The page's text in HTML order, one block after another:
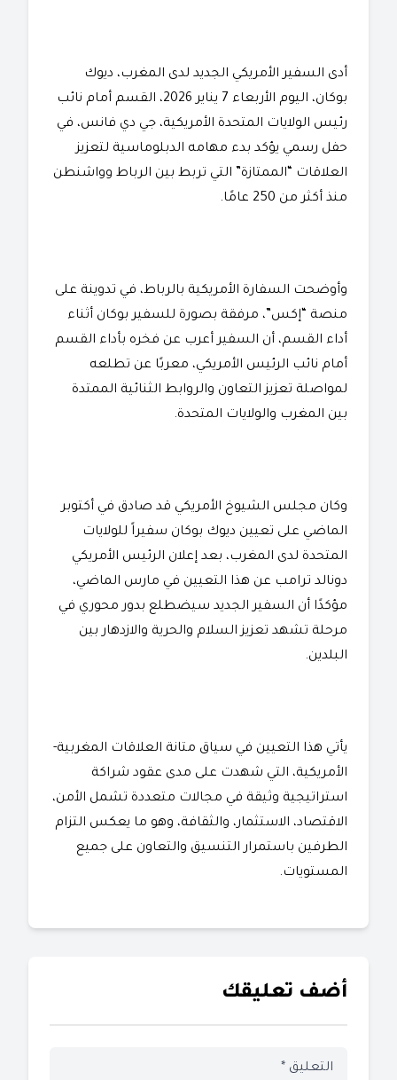
أدى السفير الأمريكي الجديد لدى المغرب، ديوك
بوكان، اليوم الأربعاء 7 يناير 2026، القسم أمام نائب
رئيس الولايات المتحدة الأمريكية، جي دي فانس، في
حفل رسمي يؤكد بدء مهامه الدبلوماسية لتعزيز
العلاقات “الممتازة” التي تربط بين الرباط وواشنطن
منذ أكثر من 250 عامًا.
وأوضحت السفارة الأمريكية بالرباط، في تدوينة على
منصة “إكس”، مرفقة بصورة للسفير بوكان أثناء
أداء القسم، أن السفير أعرب عن فخره بأداء القسم
أمام نائب الرئيس الأمريكي، معربًا عن تطلعه
لمواصلة تعزيز التعاون والروابط الثنائية الممتدة
بين المغرب والولايات المتحدة.
وكان مجلس الشيوخ الأمريكي قد صادق في أكتوبر
الماضي على تعيين ديوك بوكان سفيراً للولايات
المتحدة لدى المغرب، بعد إعلان الرئيس الأمريكي
دونالد ترامب عن هذا التعيين في مارس الماضي،
مؤكدًا أن السفير الجديد سيضطلع بدور محوري في
مرحلة تشهد تعزيز السلام والحرية والازدهار بين
البلدين.
يأتي هذا التعيين في سياق متانة العلاقات المغربية-
الأمريكية، التي شهدت على مدى عقود شراكة
استراتيجية وثيقة في مجالات متعددة تشمل الأمن،
الاقتصاد، الاستثمار، والثقافة، وهو ما يعكس التزام
الطرفين باستمرار التنسيق والتعاون على جميع
المستويات.
أضف تعليقك